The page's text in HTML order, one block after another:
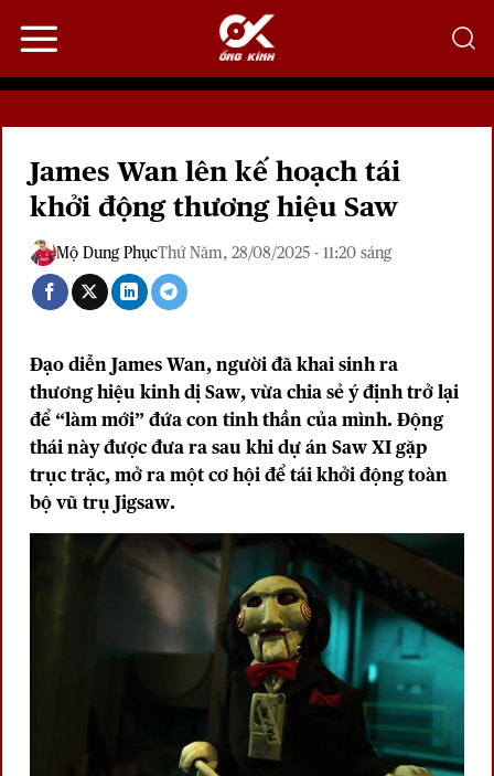
qua
dung
James Wan lên kế hoạch tái
khởi động thương hiệu Saw
Mộ Dung PhụcThứ Năm, 28/08/2025 - 11:20 sáng
Đạo diễnJames Wan, người đã khai sinh ra
thương hiệu kinh dịSaw, vừa chia sẻ ý định trở lại
để “làm mới” đứa con tinh thần của mình. Động
thái này được đưa ra sau khi dự án Saw XI gặp
trục trặc, mở ra một cơ hội để tái khởi động toàn
bộ vũ trụ Jigsaw.